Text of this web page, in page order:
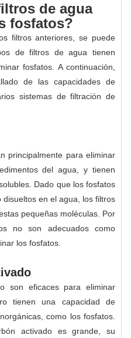
de agua
fosfatos?
filtros anteriores, se puede
de filtros de agua tienen
fosfatos. A continuación,
de las capacidades de
sistemas de filtración de
principalmente para eliminar
del agua, y tienen
Dado que los fosfatos
en el agua, los filtros
pequeñas moléculas. Por
no son adecuados como
los fosfatos.
son eficaces para eliminar
tienen una capacidad de
como los fosfatos.
activado es grande, su